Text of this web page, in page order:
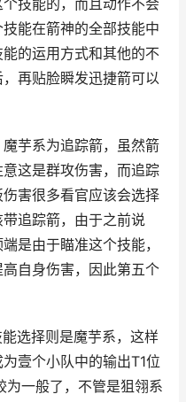
技能的，而且动作不会
能在箭神的全部技能中
的运用方式和其他的不
再贴脸瞬发迅捷箭可以
芋系为追踪箭，虽然箭
这是群攻伤害，而追踪
害很多看官应该会选择
追踪箭，由于之前说
是由于瞄准这个技能，
自身伤害，因此第五个
选择则是魔芋系，这样
壹个小队中的输出T1位
为一般了，不管是狙翎系